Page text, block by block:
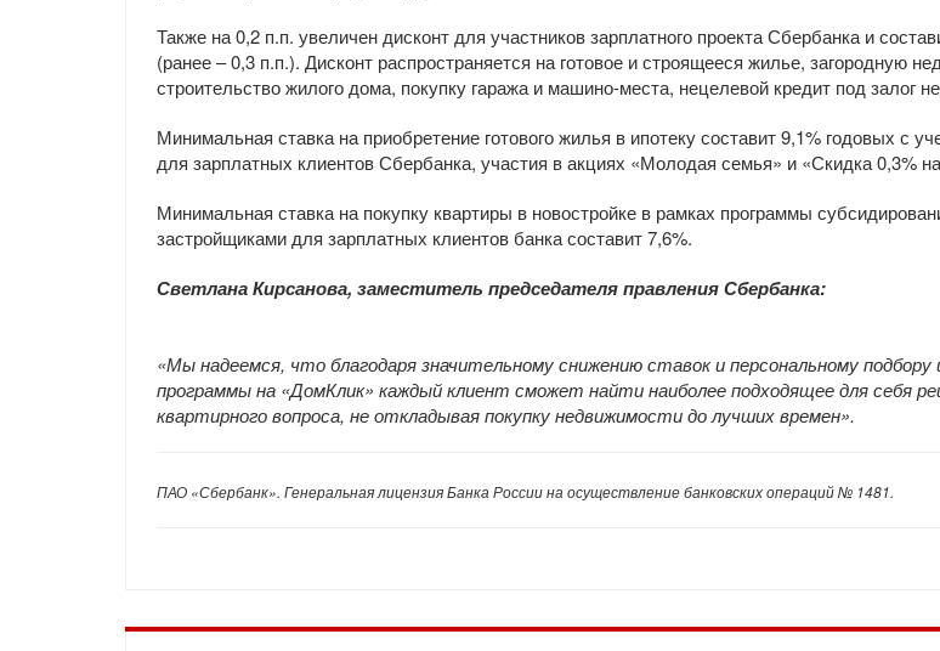
Также на 0,2 п.п. увеличен дисконт для участников зарплатного проекта Сбербанка и
(ранее – 0,3 п.п.). Дисконт распространяется на готовое и строящееся жилье, загородную
строительство жилого дома, покупку гаража и машино-места, нецелевой кредит под залог
Минимальная ставка на приобретение готового жилья в ипотеку составит 9,1% годовых с
для зарплатных клиентов Сбербанка, участия в акциях «Молодая семья» и «Скидка 0,3%
Минимальная ставка на покупку квартиры в новостройке в рамках программы
застройщиками для зарплатных клиентов банка составит 7,6%.
Светлана Кирсанова, заместитель председателя правления Сбербанка:
«Мы надеемся, что благодаря значительному снижению ставок и персональному подбору
программы на «ДомКлик» каждый клиент сможет найти наиболее подходящее для себя
квартирного вопроса, не откладывая покупку недвижимости до лучших времен».
ПАО «Сбербанк». Генеральная лицензия Банка России на осуществление банковских операций № 1481.